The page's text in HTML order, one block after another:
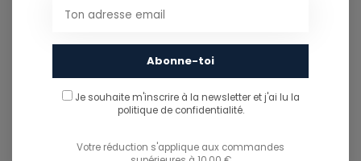
Tirettes ton-sur-ton
[Matière principale] 100% polyester recyclé
Abonne-toi
Je souhaite m'inscrire à la newsletter et j'ai lu la
politique de confidentialité.
Votre réduction s'applique aux commandes